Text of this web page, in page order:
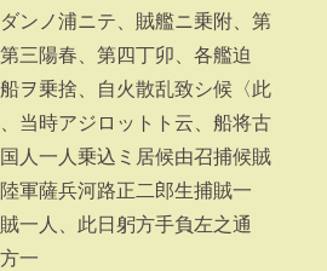
ンノ浦ニテ、賊艦ニ乗附、第
三陽春、第四丁卯、各艦迫
ヲ乗捨、自火散乱致シ候〈此
当時アジロットト云、船将古
人一人乗込ミ居候由召捕候賊
軍薩兵河路正二郎生捕賊一
一人、此日躬方手負左之通
一